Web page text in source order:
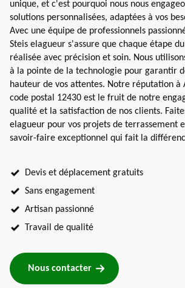
unique, et c'est pourquoi nous nous
solutions personnalisées, adaptées à vos
Avec une équipe de professionnels
Steis elagueur s'assure que chaque étape
réalisée avec précision et soin. Nous
à la pointe de la technologie pour garantir
hauteur de vos attentes. Notre réputation à
code postal 12430 est le fruit de notre
qualité et la satisfaction de nos clients.
elagueur pour vos projets de terrassement
savoir-faire exceptionnel qui fait la
Devis et déplacement gratuits
Sans engagement
Artisan passionné
Travail de qualité
Nous contacter